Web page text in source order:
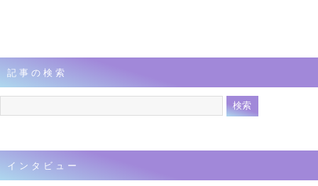
記事の検索
インタビュー